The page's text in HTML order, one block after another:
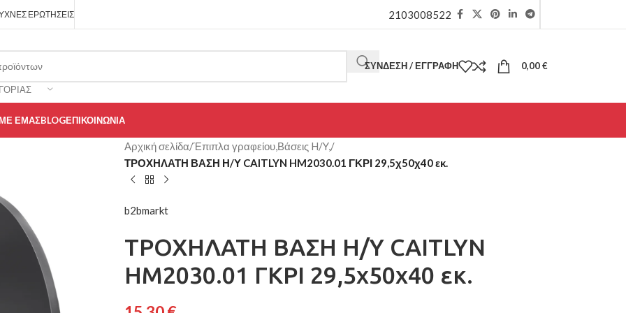
ΕΡΩΤΉΣΕΙΣ 2103008522
ΣΎΝΔΕΣΗ / ΕΓΓΡΑΦΉ 0,00€
ΕΜΆΣBLOGΕΠΙΚΟΙΝΩΝΊΑ
Αρχική σελίδα/Έπιπλα γραφείου,Βάσεις H/Y,/
ΤΡΟΧΗΛΑΤΗ ΒΑΣΗ Η/Υ CAITLYN HM2030.01 ΓΚΡΙ 29,5χ50χ40 εκ.
b2bmarkt
ΤΡΟΧΗΛΑΤΗ ΒΑΣΗ Η/Υ CAITLYN
HM2030.01 ΓΚΡΙ 29,5χ50χ40 εκ.